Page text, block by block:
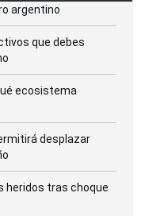
argentino
que debes
ecosistema
desplazar
heridos tras choque